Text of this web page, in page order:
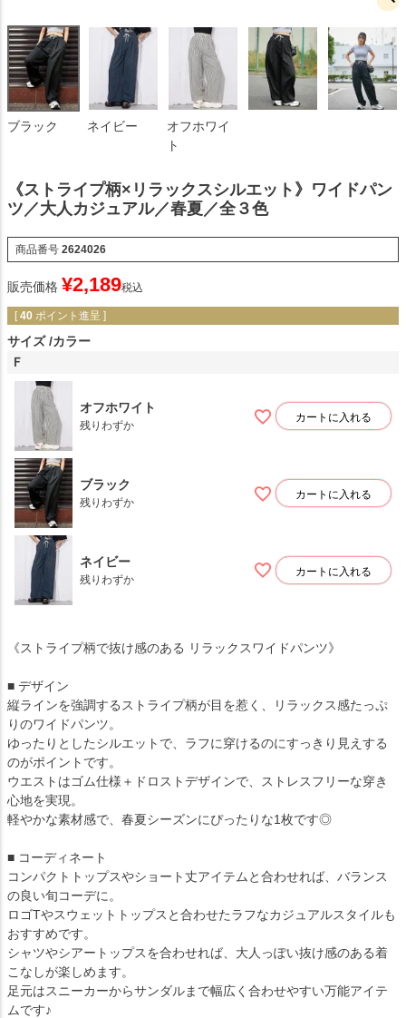
ブラック ネイビー
オフホワイ
ト
《ストライプ柄×リラックスシルエット》ワイドパン
ツ／大人カジュアル／春夏／全３色
商品番号 2624026
販売価格 ¥2,189税込
[ 40 ポイント進呈 ]
サイズ カラー
Ｆ
オフホワイト
残りわずか
カートに入れる
ブラック
残りわずか
カートに入れる
ネイビー
残りわずか
カートに入れる
《ストライプ柄で抜け感のある リラックスワイドパンツ》
■ デザイン
縦ラインを強調するストライプ柄が目を惹く、リラックス感たっぷ
りのワイドパンツ。
ゆったりとしたシルエットで、ラフに穿けるのにすっきり見えする
のがポイントです。
ウエストはゴム仕様＋ドロストデザインで、ストレスフリーな穿き
心地を実現。
軽やかな素材感で、春夏シーズンにぴったりな1枚です◎
■ コーディネート
コンパクトトップスやショート丈アイテムと合わせれば、バランス
の良い旬コーデに。
ロゴTやスウェットトップスと合わせたラフなカジュアルスタイルも
おすすめです。
シャツやシアートップスを合わせれば、大人っぽい抜け感のある着
こなしが楽しめます。
足元はスニーカーからサンダルまで幅広く合わせやすい万能アイテ
ムです♪